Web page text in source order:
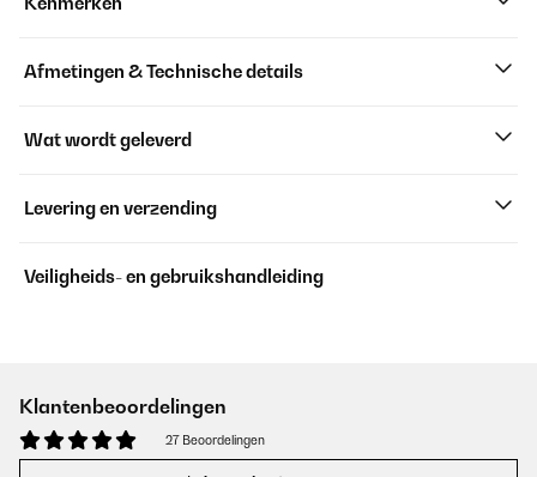
Afmetingen & Technische details
Wat wordt geleverd
Levering en verzending
Veiligheids- en gebruikshandleiding
Klantenbeoordelingen
27 Beoordelingen